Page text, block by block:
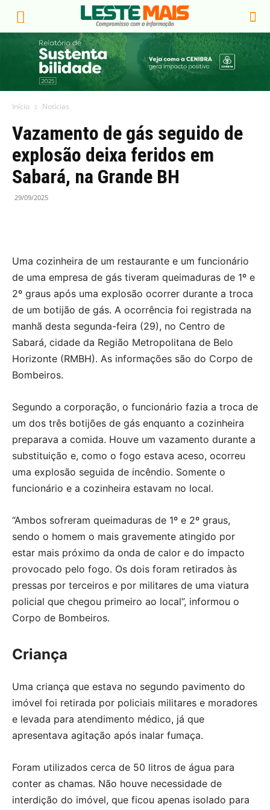
Início Notícias
Vazamento de gás seguido de
explosão deixa feridos em
Sabará, na Grande BH
29/09/2025
Uma cozinheira de um restaurante e um funcionário
de uma empresa de gás tiveram queimaduras de 1º e
2º graus após uma explosão ocorrer durante a troca
de um botijão de gás. A ocorrência foi registrada na
manhã desta segunda-feira (29), no Centro de
Sabará, cidade da Região Metropolitana de Belo
Horizonte (RMBH). As informações são do Corpo de
Bombeiros.
Segundo a corporação, o funcionário fazia a troca de
um dos três botijões de gás enquanto a cozinheira
preparava a comida. Houve um vazamento durante a
substituição e, como o fogo estava aceso, ocorreu
uma explosão seguida de incêndio. Somente o
funcionário e a cozinheira estavam no local.
“Ambos sofreram queimaduras de 1º e 2º graus,
sendo o homem o mais gravemente atingido por
estar mais próximo da onda de calor e do impacto
provocado pelo fogo. Os dois foram retirados às
pressas por terceiros e por militares de uma viatura
policial que chegou primeiro ao local”, informou o
Corpo de Bombeiros.
Criança
Uma criança que estava no segundo pavimento do
imóvel foi retirada por policiais militares e moradores
e levada para atendimento médico, já que
apresentava agitação após inalar fumaça.
Foram utilizados cerca de 50 litros de água para
conter as chamas. Não houve necessidade de
interdição do imóvel, que ficou apenas isolado para